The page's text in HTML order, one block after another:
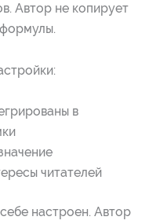
Автор не копирует
в
читателей
настроен. Автор